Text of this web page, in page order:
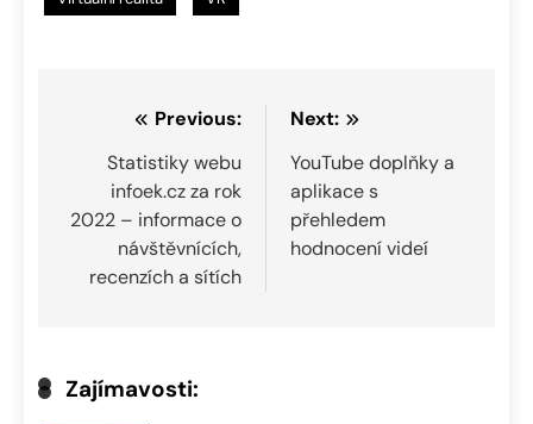
Navigace
pro
příspěvek
Previous:
Statistiky webu
infoek.cz za rok
2022 – informace o
návštěvnících,
recenzích a sítích
Next:
YouTube doplňky a
aplikace s
přehledem
hodnocení videí
Zajímavosti: